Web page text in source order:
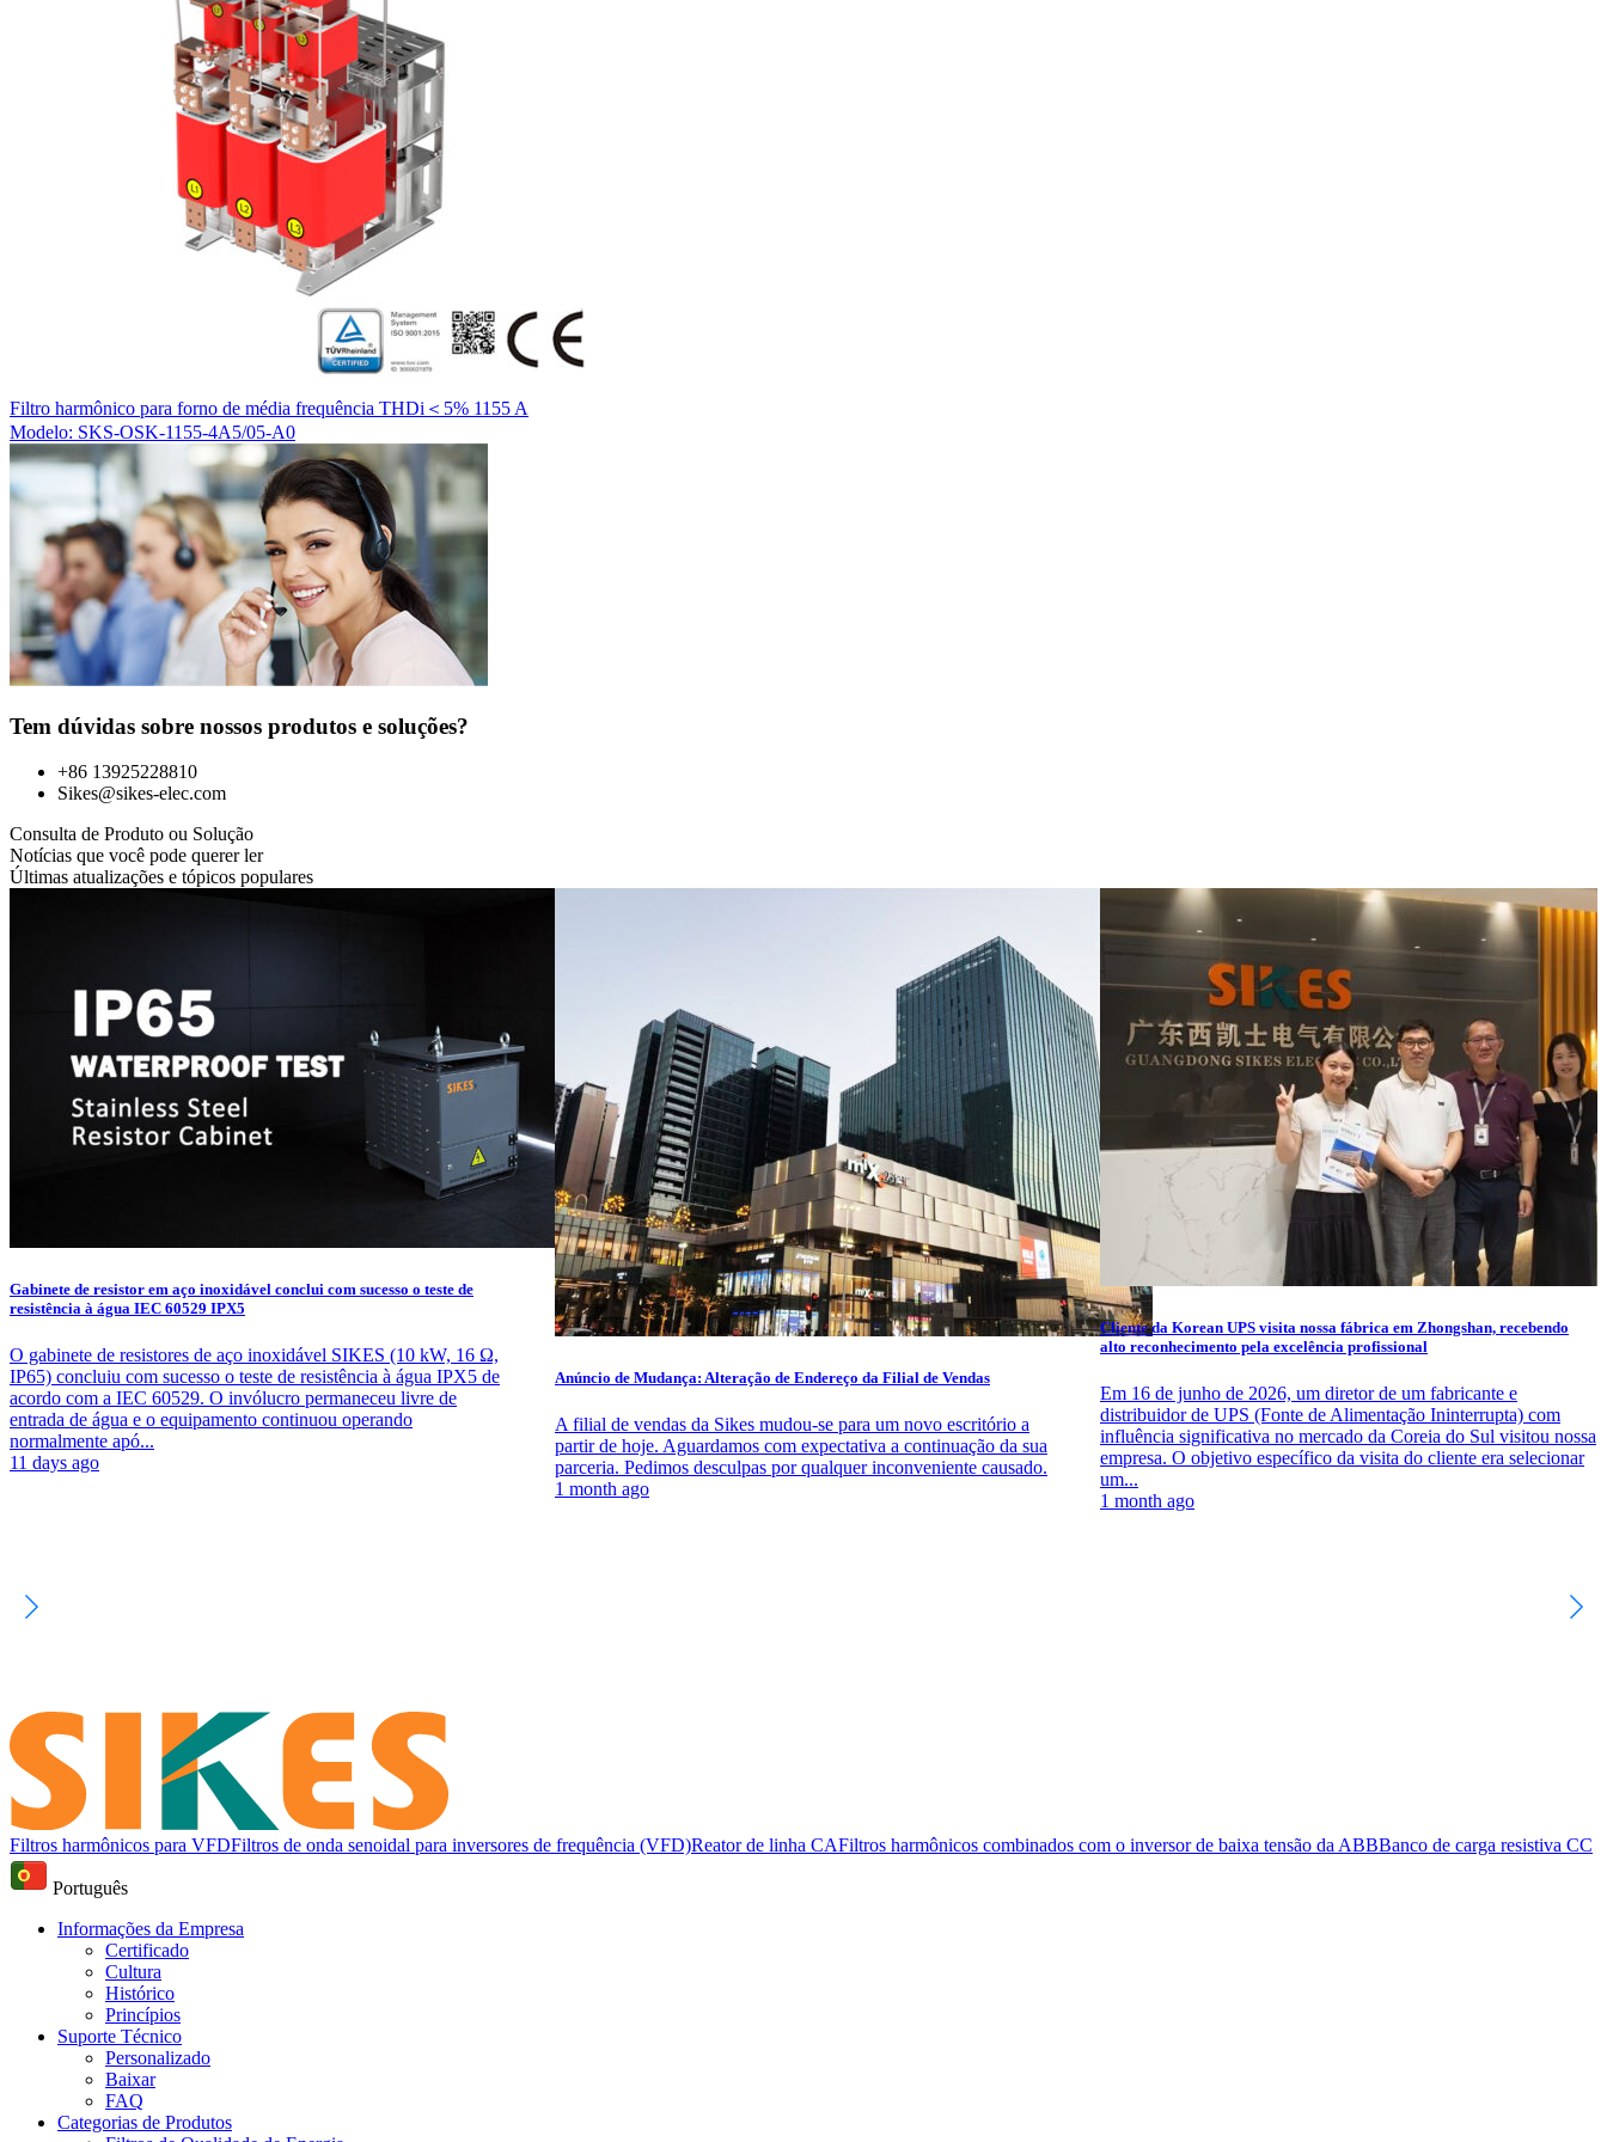
Filtro harmônico para forno de média frequência THDi＜5% 1155 A
Modelo: SKS-OSK-1155-4A5/05-A0
Tem dúvidas sobre nossos produtos e soluções?
+86 13925228810
Sikes@sikes-elec.com
Consulta de Produto ou Solução
Notícias que você pode querer ler
Últimas atualizações e tópicos populares
Gabinete de resistor em aço inoxidável conclui com sucesso o teste de
resistência à água IEC 60529 IPX5
O gabinete de resistores de aço inoxidável SIKES (10 kW, 16 Ω,
IP65) concluiu com sucesso o teste de resistência à água IPX5 de
acordo com a IEC 60529. O invólucro permaneceu livre de
entrada de água e o equipamento continuou operando
normalmente apó...
11 days ago
Anúncio de Mudança: Alteração de Endereço da Filial de Vendas
A filial de vendas da Sikes mudou-se para um novo escritório a
partir de hoje. Aguardamos com expectativa a continuação da sua
parceria. Pedimos desculpas por qualquer inconveniente causado.
1 month ago
Cliente da Korean UPS visita nossa fábrica em Zhongshan, recebendo
alto reconhecimento pela excelência profissional
Em 16 de junho de 2026, um diretor de um fabricante e
distribuidor de UPS (Fonte de Alimentação Ininterrupta) com
influência significativa no mercado da Coreia do Sul visitou nossa
empresa. O objetivo específico da visita do cliente era selecionar
um...
1 month ago
Filtros harmônicos para VFDFiltros de onda senoidal para inversores de frequência (VFD)Reator de linha CAFiltros harmônicos combinados com o inversor de baixa tensão da ABBBanco de carga resistiva CC
Português
Informações da Empresa
Certificado
Cultura
Histórico
Princípios
Suporte Técnico
Personalizado
Baixar
FAQ
Categorias de Produtos